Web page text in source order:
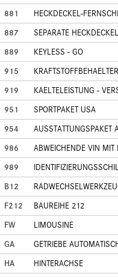
881
HECKDECKEL-
887
SEPARATE
889
KEYLESS - GO
915
919
KAELTELEISTUNG -
951
SPORTPAKET USA
954
AUSSTATTUNGSPAKET
986
ABWEICHENDE VIN MIT
989
B12
F212
BAUREIHE 212
FW
LIMOUSINE
GA
GETRIEBE
HA
HINTERACHSE